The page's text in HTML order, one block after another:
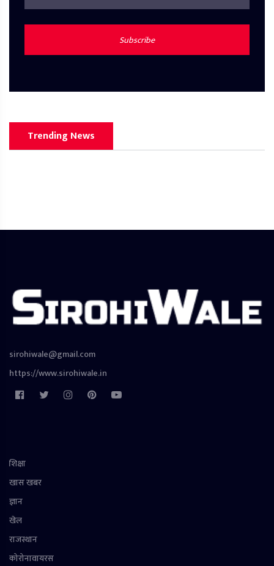
Subscribe
Trending News
sirohiwale@gmail.com
https://www.sirohiwale.in
शिक्षा
खास खबर
ज्ञान
खेल
राजस्थान
कोरोनावायरस